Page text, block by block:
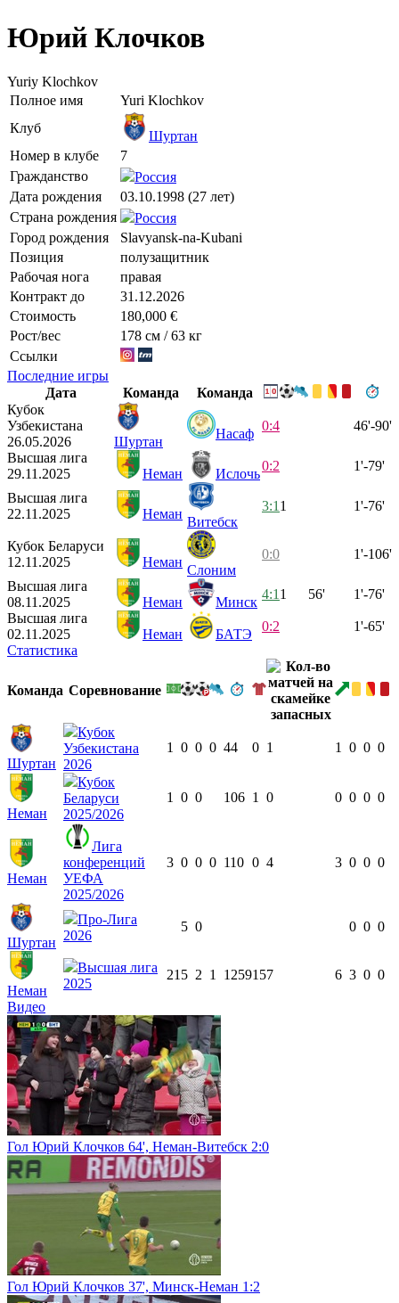
Юрий Клочков
Yuriy Klochkov
Полное имя
Yuri Klochkov
Клуб
Шуртан
Номер в клубе
7
Гражданство
Россия
Дата рождения
03.10.1998 (27 лет)
Страна рождения
Россия
Город рождения
Slavyansk-na-Kubani
Позиция
полузащитник
Рабочая нога
правая
Контракт до
31.12.2026
Стоимость
180,000 €
Рост/вес
178 см / 63 кг
Ссылки
Последние игры
Дата
Команда
Команда
Кубок
Узбекистана
26.05.2026
Шуртан
Насаф
0:4 46'-90'
Высшая лига
29.11.2025
Неман Ислочь
0:2 1'-79'
Высшая лига
22.11.2025
Неман
Витебск
3:1 1 1'-76'
Кубок Беларуси
12.11.2025
Неман
Слоним
0:0 1'-106'
Высшая лига
08.11.2025
Неман Минск
4:1 1 56'
1'-76'
Высшая лига
02.11.2025
Неман БАТЭ
0:2
1'-65'
Статистика
Команда Соревнование
Шуртан
Кубок
Узбекистана
2026
1 0 0 0 44 0 1 1 0 0 0
Неман
Кубок
Беларуси
2025/2026
1 0 0 106 1 0 0 0 0 0
Неман
Лига
конференций
УЕФА
2025/2026
3 0 0 0 110 0 4 3 0 0 0
Шуртан
Про-Лига
2026
5 0 0 0 0
Неман
Высшая лига
2025
21 5 2 1 1259157 6 3 0 0
Видео
Гол Юрий Клочков 64', Неман-Витебск 2:0
Гол Юрий Клочков 37', Минск-Неман 1:2